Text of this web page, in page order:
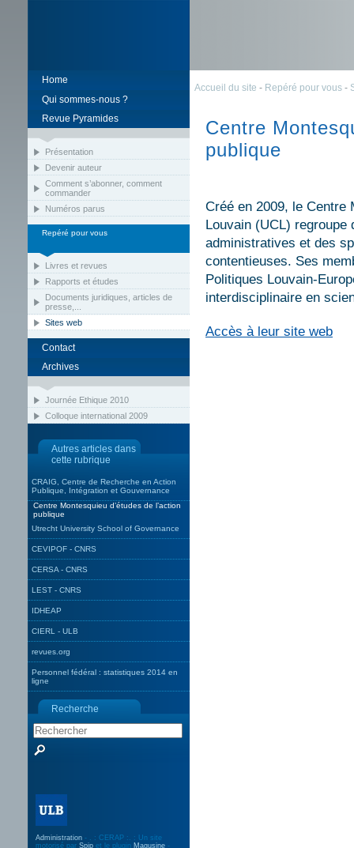
Home
Qui sommes-nous ?
Revue Pyramides
Présentation
Devenir auteur
Comment s’abonner, comment
commander
Numéros parus
Repéré pour vous
Livres et revues
Rapports et études
Documents juridiques, articles de
presse,...
Sites web
Contact
Archives
Journée Ethique 2010
Colloque international 2009
Autres articles dans
cette rubrique
CRAIG, Centre de Recherche en Action
Publique, Intégration et Gouvernance
Centre Montesquieu d’études de l’action
publique
Utrecht University School of Governance
CEVIPOF - CNRS
CERSA - CNRS
LEST - CNRS
IDHEAP
CIERL - ULB
revues.org
Personnel fédéral : statistiques 2014 en
ligne
Recherche
Accueil du site - Repéré pour vous -
Centre
publique
Créé en 2009, le Centre
Louvain (UCL)
administratives et des
contentieuses. Ses
Politiques Louvain-
interdisciplinaire en
Accès à leur site web
Administration - . : CERAP :. : Un site
motorisé par Spip et le plugin Magusine -